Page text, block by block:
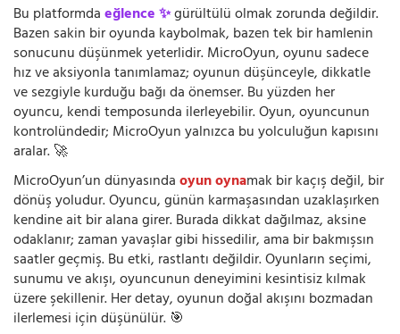
Bu platformdaeğlence ✨gürültülü olmak zorunda değildir.
Bazen sakin bir oyunda kaybolmak, bazen tek bir hamlenin
sonucunu düşünmek yeterlidir. MicroOyun, oyunu sadece
hız ve aksiyonla tanımlamaz; oyunun düşünceyle, dikkatle
ve sezgiyle kurduğu bağı da önemser. Bu yüzden her
oyuncu, kendi temposunda ilerleyebilir. Oyun, oyuncunun
kontrolündedir; MicroOyun yalnızca bu yolculuğun kapısını
aralar. 🚀
MicroOyun’un dünyasındaoyun oynamak bir kaçış değil, bir
dönüş yoludur. Oyuncu, günün karmaşasından uzaklaşırken
kendine ait bir alana girer. Burada dikkat dağılmaz, aksine
odaklanır; zaman yavaşlar gibi hissedilir, ama bir bakmışsın
saatler geçmiş. Bu etki, rastlantı değildir. Oyunların seçimi,
sunumu ve akışı, oyuncunun deneyimini kesintisiz kılmak
üzere şekillenir. Her detay, oyunun doğal akışını bozmadan
ilerlemesi için düşünülür. 🎯